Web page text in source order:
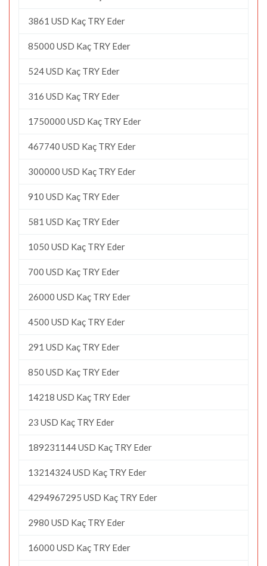
3861 USD Kaç TRY Eder
85000 USD Kaç TRY Eder
524 USD Kaç TRY Eder
316 USD Kaç TRY Eder
1750000 USD Kaç TRY Eder
467740 USD Kaç TRY Eder
300000 USD Kaç TRY Eder
910 USD Kaç TRY Eder
581 USD Kaç TRY Eder
1050 USD Kaç TRY Eder
700 USD Kaç TRY Eder
26000 USD Kaç TRY Eder
4500 USD Kaç TRY Eder
291 USD Kaç TRY Eder
850 USD Kaç TRY Eder
14218 USD Kaç TRY Eder
23 USD Kaç TRY Eder
189231144 USD Kaç TRY Eder
13214324 USD Kaç TRY Eder
4294967295 USD Kaç TRY Eder
2980 USD Kaç TRY Eder
16000 USD Kaç TRY Eder